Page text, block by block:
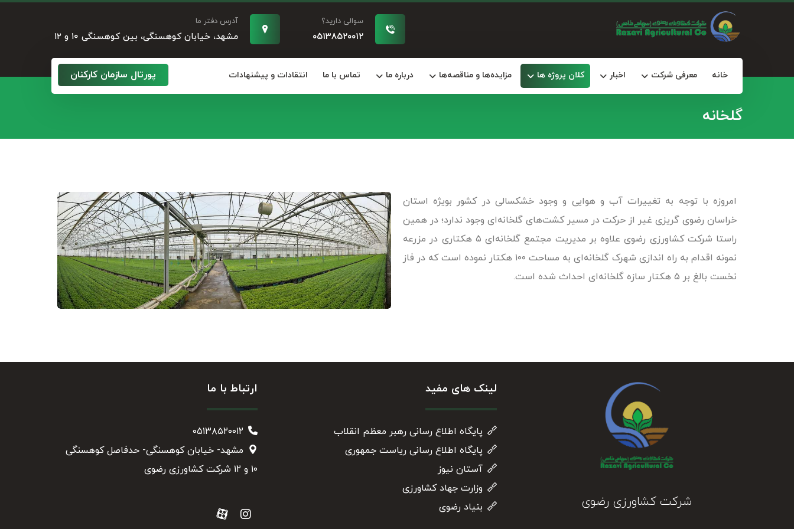
آدرس دفتر ما
مشهد، خیابان کوهسنگی، بین کوهسنگی ۱۰ و ۱۲
سوالی دارید؟
۰۵۱۳۸۵۲۰۰۱۲
خانه معرفی شرکت اخبار کلان پروژه ها مزایده‌ها و مناقصه‌ها درباره ما تماس با ما انتقادات و پیشنهادات پورتال سازمان کارکنان
گلخانه
امروزه با توجه به تغییرات آب و هوایی و وجود خشکسالی در کشور بویژه استان
خراسان رضوی گریزی غیر از حرکت در مسیر کشت‌های گلخانه‌ای وجود ندارد؛ در همین
راستا شرکت کشاورزی رضوی علاوه بر مدیریت مجتمع گلخانه‌ای ۵ هکتاری در مزرعه
نمونه اقدام به راه اندازی شهرک گلخانه‌ای به مساحت ۱۰۰ هکتار نموده است که در فاز
نخست بالغ بر ۵ هکتار سازه گلخانه‌ای احداث شده است.
شرکت کشاورزی رضوی
لینک های مفید
پایگاه اطلاع رسانی رهبر معظم انقلاب
پایگاه اطلاع رسانی ریاست جمهوری
آستان نیوز
وزارت جهاد کشاورزی
بنیاد رضوی
ارتباط با ما
۰۵۱۳۸۵۲۰۰۱۲
مشهد- خیابان کوهسنگی- حدفاصل کوهسنگی
۱۰ و ۱۲ شرکت کشاورزی رضوی